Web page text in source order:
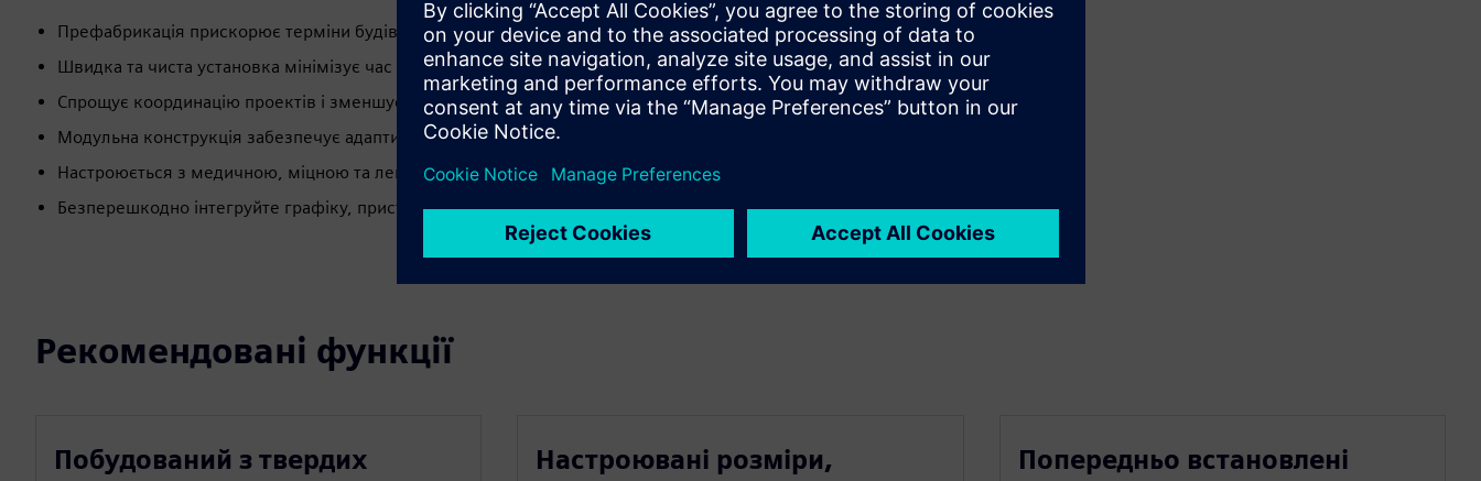
Префабрикація прискорює терміни будівництва до 30%
Швидка та чиста установка мінімізує час простою та збої на місці
Спрощує координацію проектів і зменшує ризики бюджету або графіка
Модульна конструкція забезпечує адаптивність та економічне обслуговування
Настроюється з медичною, міцною та легкою в чищенні обробкою
Безперешкодно інтегруйте графіку, пристрої, технології або поверхні, які можна записувати
Рекомендовані функції
Побудований з твердих
Настроювані розміри,
Попередньо встановлені